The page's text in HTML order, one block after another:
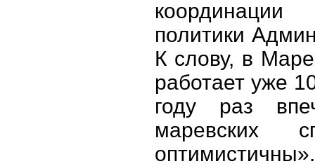
координации
политики
К слову, в
работает уже
году раз
маревских
оптимистичны».